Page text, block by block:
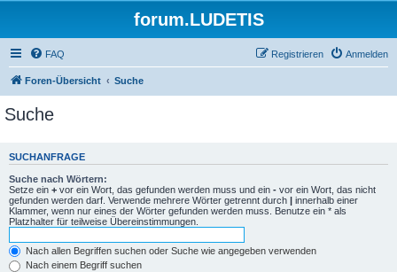
forum.LUDETIS
FAQ Anmelden
Registrieren
Foren-Übersicht Suche
Suche
SUCHANFRAGE
Suche nach Wörtern:
Setze ein + vor ein Wort, das gefunden werden muss und ein - vor ein Wort, das nicht
gefunden werden darf. Verwende mehrere Wörter getrennt durch | innerhalb einer
Klammer, wenn nur eines der Wörter gefunden werden muss. Benutze ein * als
Platzhalter für teilweise Übereinstimmungen.
Nach allen Begriffen suchen oder Suche wie angegeben verwenden
Nach einem Begriff suchen